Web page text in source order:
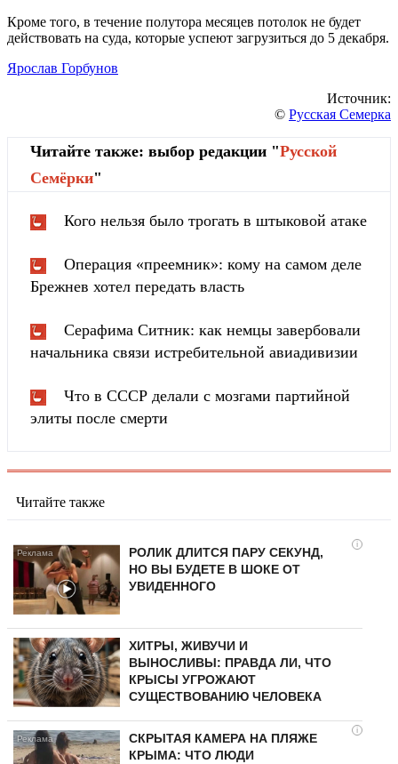
Кроме того, в течение полутора месяцев потолок не будет
действовать на суда, которые успеют загрузиться до 5 декабря.
Ярослав Горбунов
Источник:
© Русская Семерка
Читайте также: выбор редакции "Русской
Cемёрки"
Кого нельзя было трогать в штыковой атаке
Операция «преемник»: кому на самом деле
Брежнев хотел передать власть
Серафима Ситник: как немцы завербовали
начальника связи истребительной авиадивизии
Что в СССР делали с мозгами партийной
элиты после смерти
Читайте также
i
РОЛИК ДЛИТСЯ ПАРУ СЕКУНД,
НО ВЫ БУДЕТЕ В ШОКЕ ОТ
УВИДЕННОГО
ХИТРЫ, ЖИВУЧИ И
ВЫНОСЛИВЫ: ПРАВДА ЛИ, ЧТО
КРЫСЫ УГРОЖАЮТ
СУЩЕСТВОВАНИЮ ЧЕЛОВЕКА
i
СКРЫТАЯ КАМЕРА НА ПЛЯЖЕ
КРЫМА: ЧТО ЛЮДИ